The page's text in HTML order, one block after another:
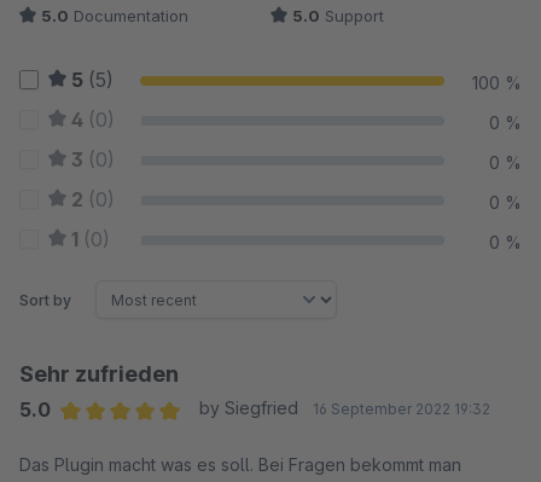
5.0 Documentation 5.0 Support
5 (5) 100 %
4 (0) 0 %
3 (0) 0 %
2 (0) 0 %
1 (0) 0 %
Sort by
Sehr zufrieden
5.0
by Siegfried 16 September 2022 19:32
Das Plugin macht was es soll. Bei Fragen bekommt man